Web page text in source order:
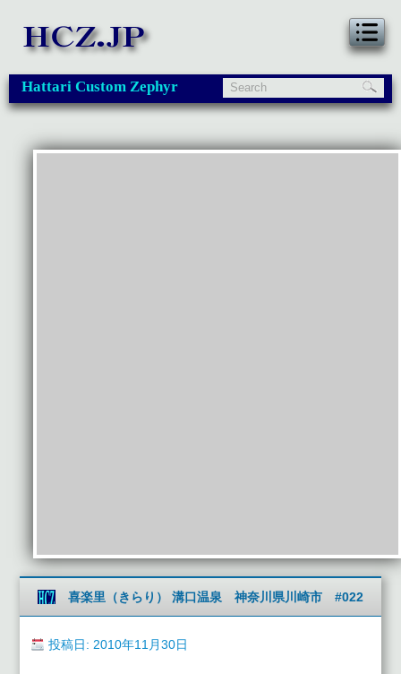
Hattari Custom Zephyr
喜楽里（きらり） 溝口温泉 神奈川県川崎市 #022
投稿日: 2010年11月30日